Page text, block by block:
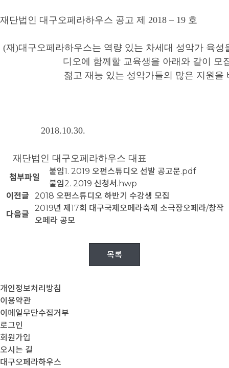
재단법인 대구오페라하우스 공고 제 2018 – 19 호
(재 )대구오페라하우스는 역량 있는 차세대 성악가 육성
디오에 함께할 교육생을 아래와 같이 모
젊고 재능 있는 성악가들의 많은 지원을
2018.10.30.
재단법인 대구오페라하우스 대표
첨부파일
붙임1. 2019 오펀스튜디오 선발 공고문.pdf
붙임2. 2019 신청서.hwp
이전글
2018 오펀스튜디오 하반기 수강생 모집
다음글
2019년 제17회 대구국제오페라축제 소극장오페라/창작
오페라 공모
목록
개인정보처리방침
이용약관
이메일무단수집거부
로그인
회원가입
오시는 길
대구오페라하우스